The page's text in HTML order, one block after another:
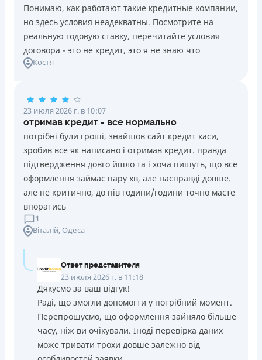
Понимаю, как работают такие кредитные компании,
но здесь условия неадекватны. Посмотрите на
реальную годовую ставку, перечитайте условия
договора - это не кредит, это я не знаю что
Костя
23 июля 2026 г. в 10:07
отримав кредит - все нормально
потрібні були гроші, знайшов сайт кредит каси,
зробив все як написано і отримав кредит. правда
підтвердження довго йшло та і хоча пишуть, що все
оформлення займає пару хв, але насправді довше.
але не критично, до пів години/години точно маєте
впоратись
1
Віталій, Одеса
Ответ представителя
23 июля 2026 г. в 11:18
Дякуємо за ваш відгук!
Раді, що змогли допомогти у потрібний момент.
Перепрошуємо, що оформлення зайняло більше
часу, ніж ви очікували. Іноді перевірка даних
може тривати трохи довше залежно від